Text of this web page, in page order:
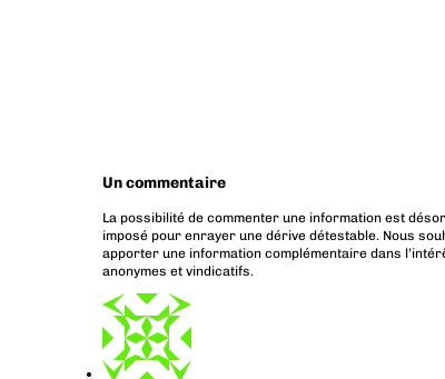
Un commentaire
La possibilité de commenter une information est
imposé pour enrayer une dérive détestable. Nous
apporter une information complémentaire dans
anonymes et vindicatifs.